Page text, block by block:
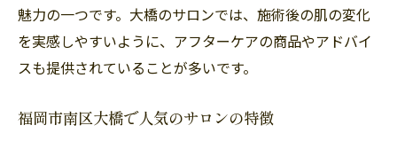
プロの手によるハーブピーリングで福岡市南区
大橋の美肌を手に入れる方法
福岡市南区大橋でのプロフェッショナルな
専門家によるカウンセリングの重要性
魅力の一つです。大橋のサロンでは、施術後の肌の変化
を実感しやすいように、アフターケアの商品やアドバイ
スも提供されていることが多いです。
福岡市南区大橋で人気のサロンの特徴